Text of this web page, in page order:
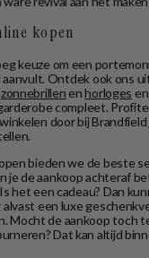
kopen
keuze om een
Ontdek ook ons
zonnebrillen enhorloges
compleet.
door bij
bieden we de beste
je de aankoop achteraf
het een cadeau? Dan
een luxe
Mocht de aankoop toch
Dat kan altijd